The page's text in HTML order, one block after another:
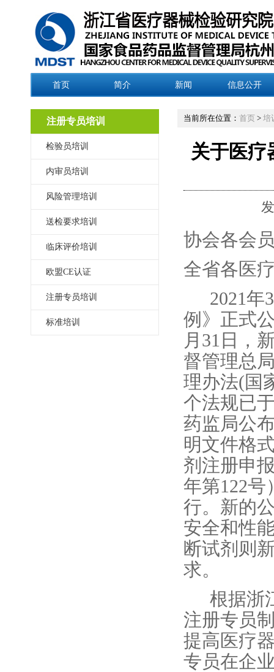
首页 简介 新闻 信息公开
注册专员培训
检验员培训
内审员培训
风险管理培训
送检要求培训
临床评价培训
欧盟CE认证
注册专员培训
标准培训
当前所在位置： 首页 > 培
关于医疗
协会各会
全省各医
2021年
例》正式
月31日，
督管理总
理办法(国
个法规已
药监局公
明文件格
剂注册申
年第122号
行。新的
安全和性
断试剂则
求。
根据浙
注册专员
提高医疗
专员在企